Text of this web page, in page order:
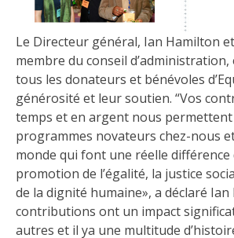
Le Directeur général, Ian Hamilton
membre du conseil
tous les donateurs et bénévoles
générosité et leur soutien. “Vos
temps et en argent nous permettent
programmes novateurs chez-nous
monde qui font une réelle différence
promotion de l’égalité, la justice
de la dignité humaine», a déclaré Ian
contributions ont un impact
autres et il ya une multitude